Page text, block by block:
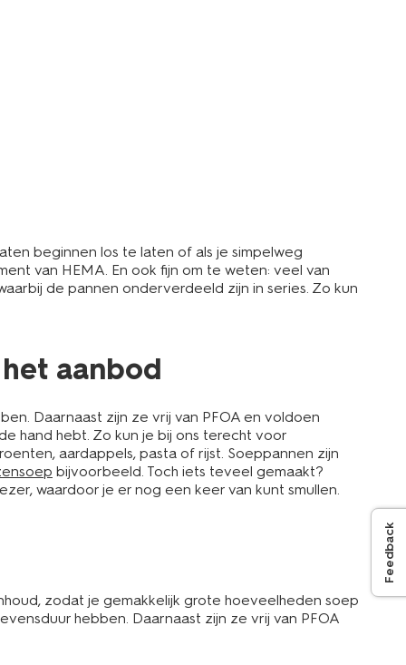
Feedback
beginnen los te laten of als je simpelweg
van HEMA. En ook fijn om te weten: veel van
de pannen onderverdeeld zijn in series. Zo kun
aanbod
Daarnaast zijn ze vrij van PFOA en voldoen
hand hebt. Zo kun je bij ons terecht voor
aardappels, pasta of rijst. Soeppannen zijn
bijvoorbeeld. Toch iets teveel gemaakt?
waardoor je er nog een keer van kunt smullen.
zodat je gemakkelijk grote hoeveelheden soep
hebben. Daarnaast zijn ze vrij van PFOA